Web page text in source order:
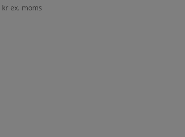
krPrisintervall:
ex. moms